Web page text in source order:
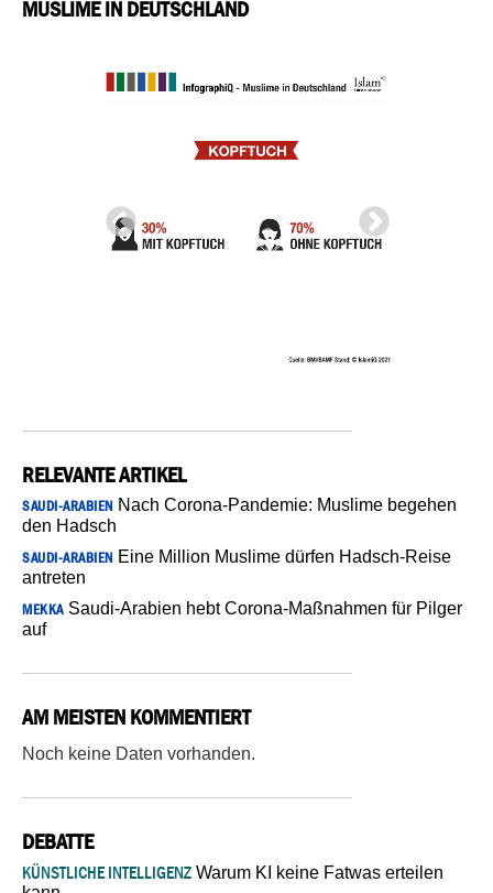
MUSLIME IN DEUTSCHLAND
RELEVANTE ARTIKEL
SAUDI-ARABIEN Nach Corona-Pandemie: Muslime begehen
den Hadsch
SAUDI-ARABIEN Eine Million Muslime dürfen Hadsch-Reise
antreten
MEKKASaudi-Arabien hebt Corona-Maßnahmen für Pilger
auf
AM MEISTEN KOMMENTIERT
Noch keine Daten vorhanden.
DEBATTE
KÜNSTLICHE INTELLIGENZ Warum KI keine Fatwas erteilen